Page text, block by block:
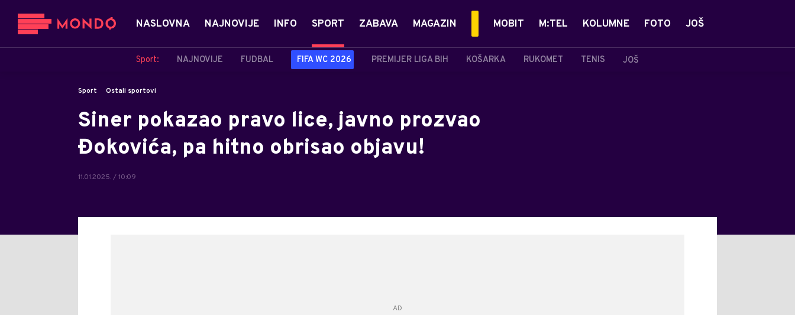
NASLOVNA NAJNOVIJE INFO SPORT
Sport: NAJNOVIJE FUDBAL FIFA WC 2026 PREMIJER LIGA BIH KOŠARKA RUKOMET TENIS JOŠ
ZABAVA MAGAZIN MOBIT M:TEL KOLUMNE FOTO JOŠ
Sport Ostali sportovi
Siner pokazao pravo lice, javno prozvao
Đokovića, pa hitno obrisao objavu!
11.01.2025. / 10:09